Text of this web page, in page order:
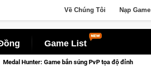
Về Chúng Tôi Nạp Game
Game List
đỉnh cao đưa bạn vào các chiến dịch lịch sử khốc liệt